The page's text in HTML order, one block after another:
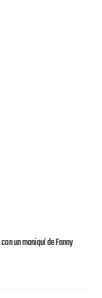
un maniquí de Fanny